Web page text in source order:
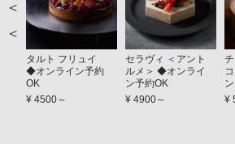
タルト フリュイ
◆オンライン予約
OK
¥ 4500～
セラヴィ ＜アント
ルメ＞ ◆オンライ
ン予約OK
¥ 4900～
¥
＜